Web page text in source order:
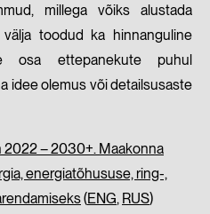
millega võiks alustada
toodud ka hinnanguline
osa ettepanekute puhul
idee olemus või detailsusaste
2022 – 2030+. Maakonna
energiatõhususe, ring-,
(ENG, RUS)